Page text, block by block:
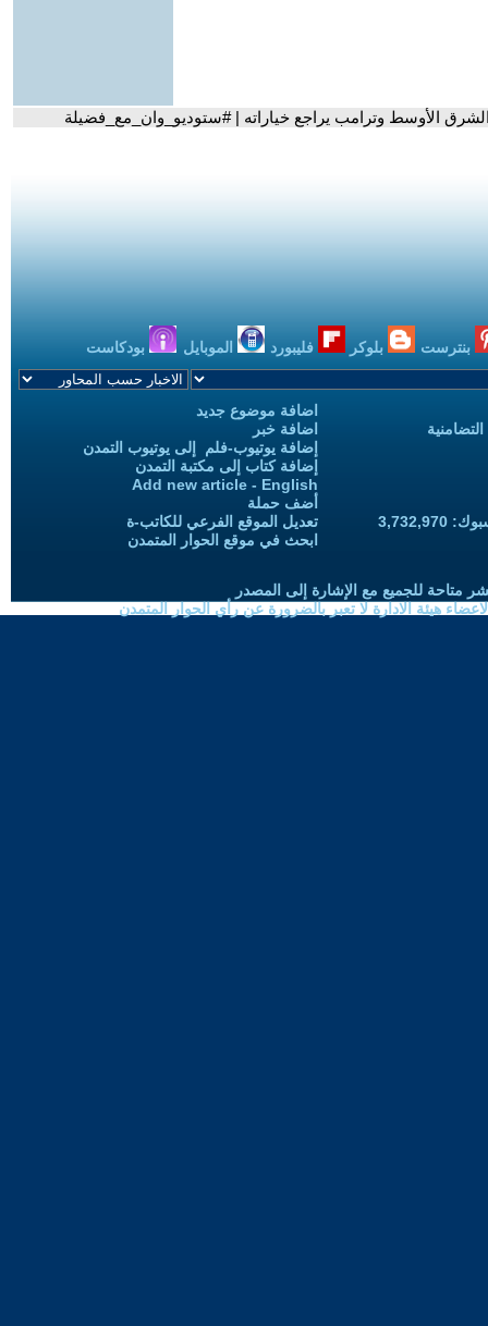
الأوسط وترامب يراجع خياراته | #ستوديو_وان_مع_فضيلة
بنترست بلوكر فليبورد الموبايل بودكاست
اضافة موضوع جديد
اضافة خبر
إضافة يوتيوب-فلم إلى يوتيوب التمدن
إضافة كتاب إلى مكتبة التمدن
Add new article - English
أضف حملة
تعديل الموقع الفرعي للكاتب-ة
ابحث في موقع الحوار المتمدن
متاحة للجميع مع الإشارة إلى المصدر
هيئة الادارة لا تعبر بالضرورة عن رأي الحوار المتمدن